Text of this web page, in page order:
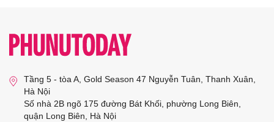
Tầng 5 - tòa A, Gold Season 47 Nguyễn Tuân, Thanh Xuân,
Hà Nội
Số nhà 2B ngõ 175 đường Bát Khối, phường Long Biên,
quận Long Biên, Hà Nội